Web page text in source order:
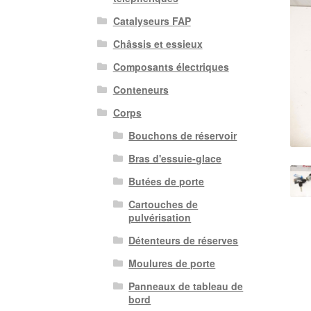
Catalyseurs FAP
Châssis et essieux
Composants électriques
Conteneurs
Corps
Bouchons de réservoir
Bras d'essuie-glace
Butées de porte
Cartouches de
pulvérisation
Détenteurs de réserves
Moulures de porte
Panneaux de tableau de
bord